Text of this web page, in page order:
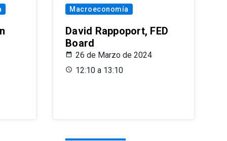
Macroeconomía
David Rappoport, FED
Board
26 de Marzo de 2024
12:10 a 13:10